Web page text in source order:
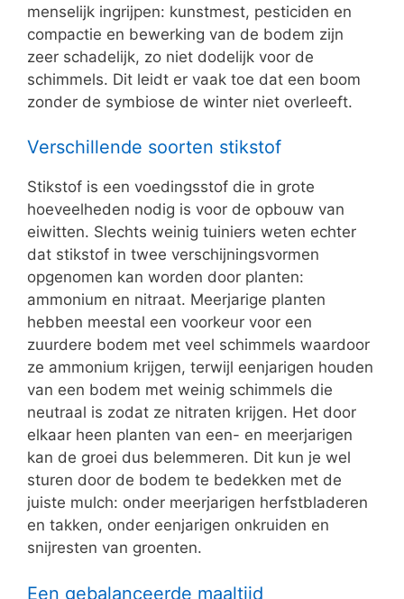
menselijk ingrijpen: kunstmest, pesticiden en
compactie en bewerking van de bodem zijn
zeer schadelijk, zo niet dodelijk voor de
schimmels. Dit leidt er vaak toe dat een boom
zonder de symbiose de winter niet overleeft.
Verschillende soorten stikstof
Stikstof is een voedingsstof die in grote
hoeveelheden nodig is voor de opbouw van
eiwitten. Slechts weinig tuiniers weten echter
dat stikstof in twee verschijningsvormen
opgenomen kan worden door planten:
ammonium en nitraat. Meerjarige planten
hebben meestal een voorkeur voor een
zuurdere bodem met veel schimmels waardoor
ze ammonium krijgen, terwijl eenjarigen houden
van een bodem met weinig schimmels die
neutraal is zodat ze nitraten krijgen. Het door
elkaar heen planten van een- en meerjarigen
kan de groei dus belemmeren. Dit kun je wel
sturen door de bodem te bedekken met de
juiste mulch: onder meerjarigen herfstbladeren
en takken, onder eenjarigen onkruiden en
snijresten van groenten.
Een gebalanceerde maaltijd